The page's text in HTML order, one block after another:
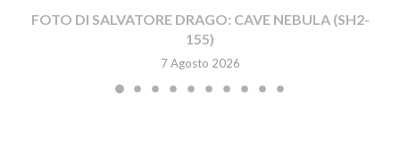
FOTO DI SALVATORE DRAGO: CAVE NEBULA (SH2-
155)
7 Agosto 2026